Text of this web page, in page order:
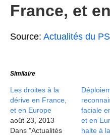
France, et
Source: Actualités du PS
Similaire
Les droites à la
dérive en France,
et en Europe
août 23, 2013
Dans "Actualités
faciale
et en
halte à